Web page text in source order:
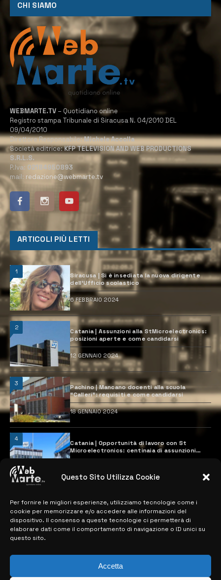
Questo Sito Utilizza Cookie
Per fornire le migliori esperienze, utilizziamo tecnologie come i
cookie per memorizzare e/o accedere alle informazioni del
dispositivo. Il consenso a queste tecnologie ci permetterà di
elaborare dati come il comportamento di navigazione o ID unici su
questo sito.
Accetta
CHI SIAMO
WEBMARTE.TV – Quotidiano online
Registro stampa Tribunale di Siracusa N. 04/2010 DEL
09/04/2010
Direttore Responsabile:Michele Accolla
Società editrice:KFP TELEVISION AND WEB PRODUCTIONS
S.R.L.S.
P.Iva: 02184950893
mail: redazione@webmarte.tv
ARTICOLI PIÙ LETTI
1
Siracusa | Si è insediata la nuova dirigente
dell’Ufficio scolastico
6 FEBBRAIO 2024
2
Catania | Assunzioni alla StMicroelectronics:
posizioni aperte e come candidarsi
12 GENNAIO 2024
3
Pachino | Mancano docenti alla scuola
“Calleri”: requisiti e come candidarsi
18 GENNAIO 2024
4
Catania | Opportunità di lavoro con St
Microelectronics: centinaia di assunzioni
MAPPA DEL SITO
> NOTIZIE